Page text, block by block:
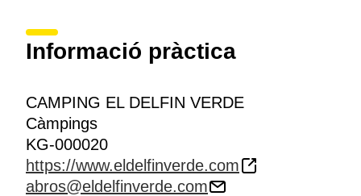
Informació pràctica
CAMPING EL DELFIN VERDE
Càmpings
KG-000020
https://www.eldelfinverde.com
abros@eldelfinverde.com